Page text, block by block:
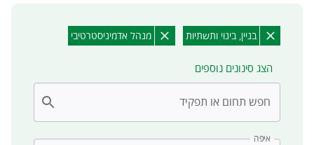
בניין, בינוי ותשתיות מנהל אדמיניסטרטיבי
הצג סינונים נוספים
חפש תחום או תפקיד
איפה